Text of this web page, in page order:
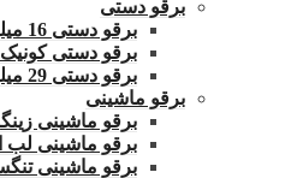
برقو دستی
برقو دستی 16 میلیمتر
برقو دستی کونیک MK4
برقو دستی 29 میلیمتر
برقو ماشینی
برقو ماشینی
برقو ماشینی لب الماس